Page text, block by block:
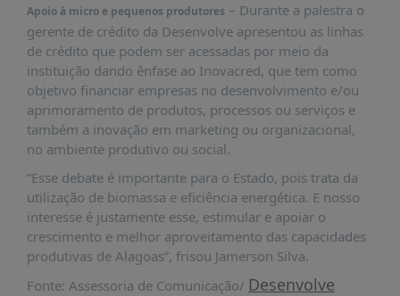
PRÊMIO
ABDE-
BID
PRÊMIO
ABDE
DE
JORNALISMO
SABER
+
CONTATO
Apoio à micro e pequenos produtores – Durante a palestra o
gerente de crédito da Desenvolve apresentou as linhas
de crédito que podem ser acessadas por meio da
instituição dando ênfase ao Inovacred, que tem como
objetivo financiar empresas no desenvolvimento e/ou
aprimoramento de produtos, processos ou serviços e
também a inovação em marketing ou organizacional,
no ambiente produtivo ou social.
“Esse debate é importante para o Estado, pois trata da
utilização de biomassa e eficiência energética. E nosso
interesse é justamente esse, estimular e apoiar o
crescimento e melhor aproveitamento das capacidades
produtivas de Alagoas”, frisou Jamerson Silva.
Fonte: Assessoria de Comunicação/ Desenvolve